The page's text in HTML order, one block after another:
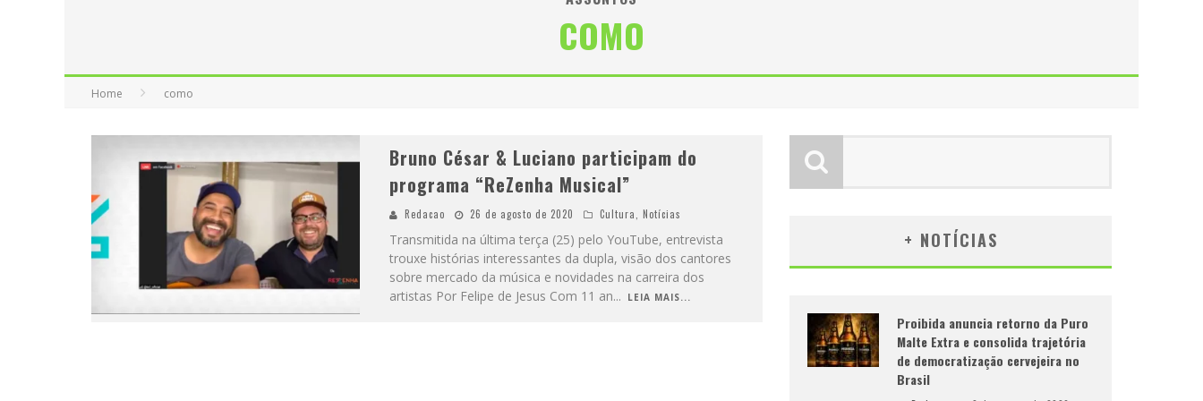
D
ESIGNER MINEIRA LANÇA JOGO EDUCATIVO SOBRE COLETA SELETIVA NA MAIOR FEIRA DE JOGOS DE TABULEIRO DA AMÉRICA LATINA
COMO
Home como
Bruno César & Luciano participam do
programa “ReZenha Musical”
Redacao 26 de agosto de 2020 Cultura Notícias
Transmitida na última terça (25) pelo YouTube, entrevista
trouxe histórias interessantes da dupla, visão dos cantores
sobre mercado da música e novidades na carreira dos
artistas Por Felipe de Jesus Com 11 an... LEIA MAIS...
+ NOTÍCIAS
Proibida anuncia retorno da Puro
Malte Extra e consolida trajetória
de democratização cervejeira no
Brasil